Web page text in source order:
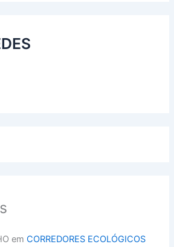
em CORREDORES ECOLÓGICOS